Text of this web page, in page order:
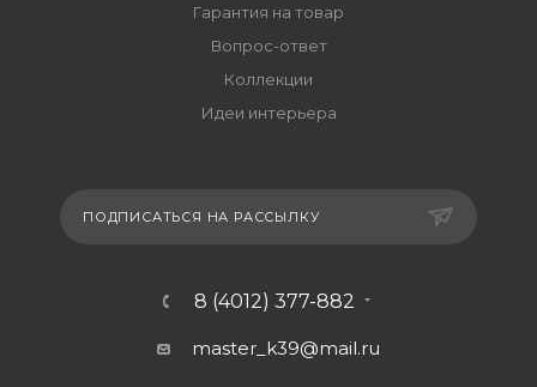
Гарантия на товар
Вопрос-ответ
Коллекции
Идеи интерьера
ПОДПИСАТЬСЯ НА РАССЫЛКУ
8 (4012) 377-882
master_k39@mail.ru